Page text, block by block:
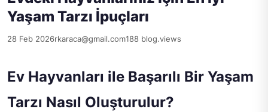
Yaşam Tarzı İpuçları
28 Feb 2026rkaraca@gmail.com188 blog.views
Ev Hayvanları ile Başarılı Bir Yaşam
Tarzı Nasıl Oluşturulur?